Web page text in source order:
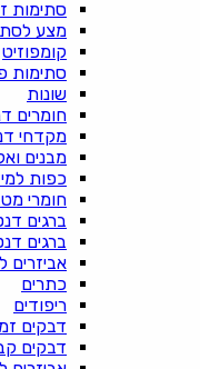
סתימות
מצע
קומפוזיט
סתימות
שונות
חומרים
מקדחי
מבנים
כפות
חומרי
ברגים
ברגים
אביזרים
כתרים
ריפודים
דבקים
דבקים